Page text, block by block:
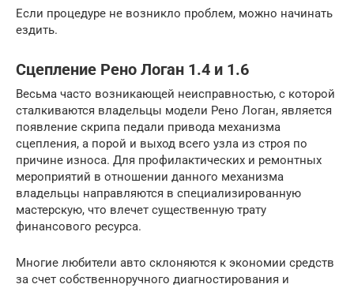
Если процедуре не возникло проблем, можно начинать
ездить.
Сцепление Рено Логан 1.4 и 1.6
Весьма часто возникающей неисправностью, с которой
сталкиваются владельцы модели Рено Логан, является
появление скрипа педали привода механизма
сцепления, а порой и выход всего узла из строя по
причине износа. Для профилактических и ремонтных
мероприятий в отношении данного механизма
владельцы направляются в специализированную
мастерскую, что влечет существенную трату
финансового ресурса.
Многие любители авто склоняются к экономии средств
за счет собственноручного диагностирования и